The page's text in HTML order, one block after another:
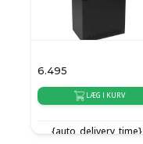
6.495
LÆG I KURV
{auto_delivery_time}